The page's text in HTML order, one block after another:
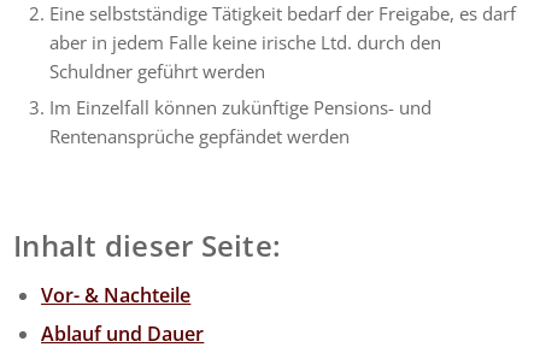
Eine selbstständige Tätigkeit bedarf der Freigabe, es darf
aber in jedem Falle keine irische Ltd. durch den
Schuldner geführt werden
Im Einzelfall können zukünftige Pensions- und
Rentenansprüche gepfändet werden
Inhalt dieser Seite:
Vor- & Nachteile
Ablauf und Dauer